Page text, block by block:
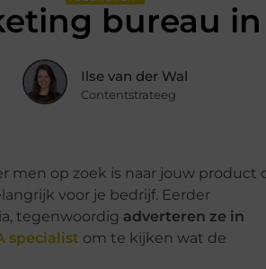
bureau
Ilse van der Wal
Contentstrateeg
men op zoek is naar jouw product
voor je bedrijf. Eerder
tegenwoordig adverteren ze in
specialist om te kijken wat de